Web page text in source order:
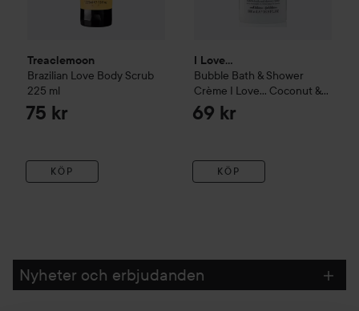
Treaclemoon
Brazilian Love Body Scrub
225 ml
75 kr
KÖP
I Love...
Bubble Bath & Shower
Crème I Love… Coconut &
Cream
69 kr
KÖP
Nyheter och erbjudanden